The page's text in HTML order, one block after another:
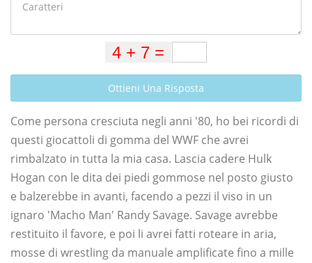
Ottieni Una Risposta
Come persona cresciuta negli anni '80, ho bei ricordi di
questi giocattoli di gomma del WWF che avrei
rimbalzato in tutta la mia casa. Lascia cadere Hulk
Hogan con le dita dei piedi gommose nel posto giusto
e balzerebbe in avanti, facendo a pezzi il viso in un
ignaro 'Macho Man' Randy Savage. Savage avrebbe
restituito il favore, e poi li avrei fatti roteare in aria,
mosse di wrestling da manuale amplificate fino a mille